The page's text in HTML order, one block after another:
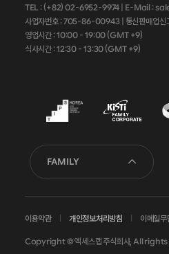
TEL : (+82) 02-6952-9974 |
E-Mail :
사업자번호 : 705-86-00943| 통신판매업
영업시간 : 10:00 - 19:00 (GMT +9)
식사시간 : 12:30 - 13:30 (GMT +9)
FAMILY
이용약관 개인정보처리방침 이메일
Copyright © 엑세스랩 주식회사, All